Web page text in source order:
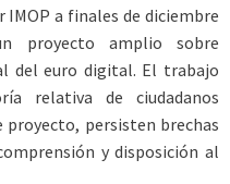
IMOP a finales de diciembre
proyecto amplio sobre
del euro digital. El trabajo
relativa de ciudadanos
proyecto, persisten brechas
y disposición al